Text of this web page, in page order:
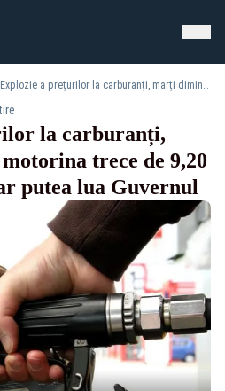
Explozie a prețurilor la carburanți, marți dimineață: motorina trece de 9,20 lei. Ce MĂSURI ar putea lua Guvernul
la carburanți,
trece de 9,20
putea lua Guvernul